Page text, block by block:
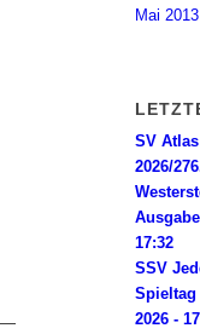
Mai 2013
SV
2026/27
17:32
SSV
Spieltag
2026 -